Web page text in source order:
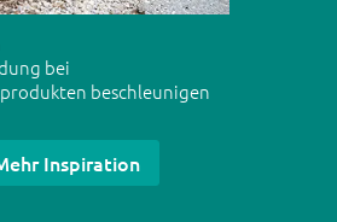
bei
beschleunigen
Inspiration